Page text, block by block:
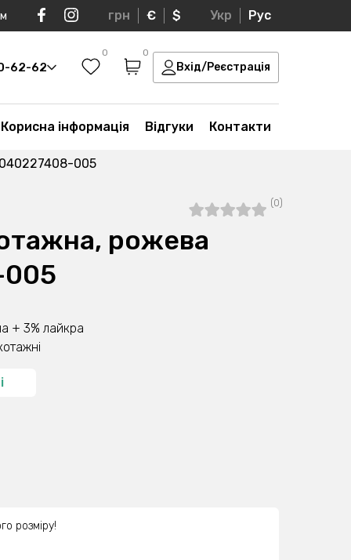
грн € $ Укр Рус
62-62
0 0
Вхід/Реєстрація
Корисна інформація Відгуки Контакти
005
(0)
рожева
+ 3% лайкра
розміру!